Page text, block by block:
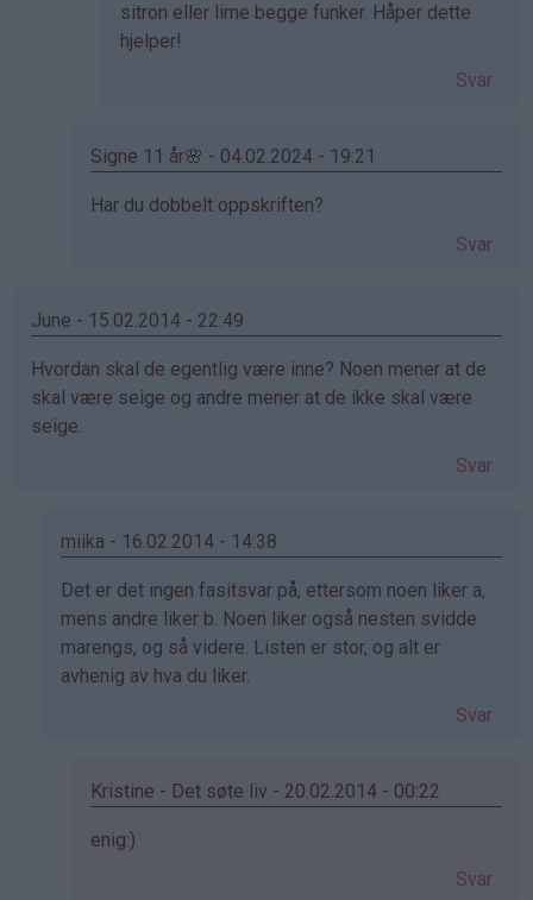
Morgan
(ikke
sitron eller lime begge funker. Håper dette
hjelper!
Svar
Signe 11 år🌸 - 04.02.2024 - 19:21
Som
Wenche
bekreftet)
Har du dobbelt oppskriften?
Svar
June - 15.02.2014 - 22:49
Hvordan skal de egentlig være inne? Noen mener at de
skal være seige og andre mener at de ikke skal være
seige.
Svar
miika - 16.02.2014 - 14:38
Som
svar
på
av
Det er det ingen fasitsvar på, ettersom noen liker a,
mens andre liker b. Noen liker også nesten svidde
marengs, og så videre. Listen er stor, og alt er
avhenig av hva du liker.
Svar
Kristine - Det søte liv - 20.02.2014 - 00:22
Som
enig:)
Svar